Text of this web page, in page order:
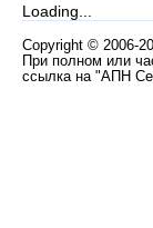
Loading...
Copyright © 2006-
При полном или
ссылка на "АПН